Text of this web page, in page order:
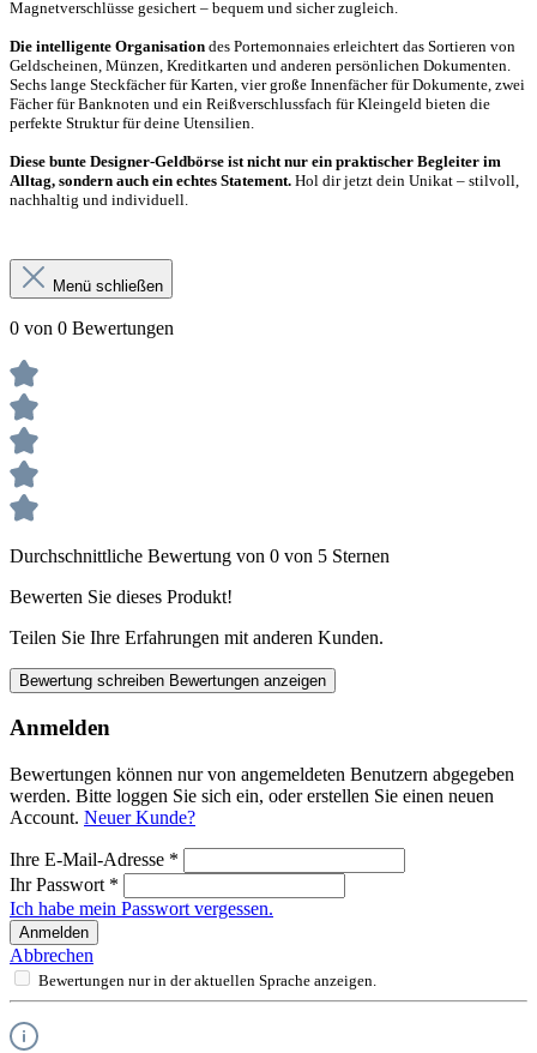
Magnetverschlüsse gesichert – bequem und sicher zugleich.
Die intelligente Organisation des Portemonnaies erleichtert das Sortieren von
Geldscheinen, Münzen, Kreditkarten und anderen persönlichen Dokumenten.
Sechs lange Steckfächer für Karten, vier große Innenfächer für Dokumente, zwei
Fächer für Banknoten und ein Reißverschlussfach für Kleingeld bieten die
perfekte Struktur für deine Utensilien.
Diese bunte Designer-Geldbörse ist nicht nur ein praktischer Begleiter im
Alltag, sondern auch ein echtes Statement. Hol dir jetzt dein Unikat – stilvoll,
nachhaltig und individuell.
Menü schließen
0 von 0 Bewertungen
Durchschnittliche Bewertung von 0 von 5 Sternen
Bewerten Sie dieses Produkt!
Teilen Sie Ihre Erfahrungen mit anderen Kunden.
Bewertung schreiben Bewertungen anzeigen
Anmelden
Bewertungen können nur von angemeldeten Benutzern abgegeben
werden. Bitte loggen Sie sich ein, oder erstellen Sie einen neuen
Account. Neuer Kunde?
Ihre E-Mail-Adresse *
Ihr Passwort *
Ich habe mein Passwort vergessen.
Anmelden
Abbrechen
Bewertungen nur in der aktuellen Sprache anzeigen.